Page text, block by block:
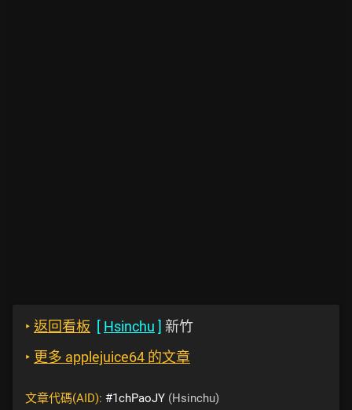
‣ 返回看板 [ Hsinchu ] 新竹
‣ 更多 applejuice64 的文章
文章代碼(AID): #1chPaoJY (Hsinchu)